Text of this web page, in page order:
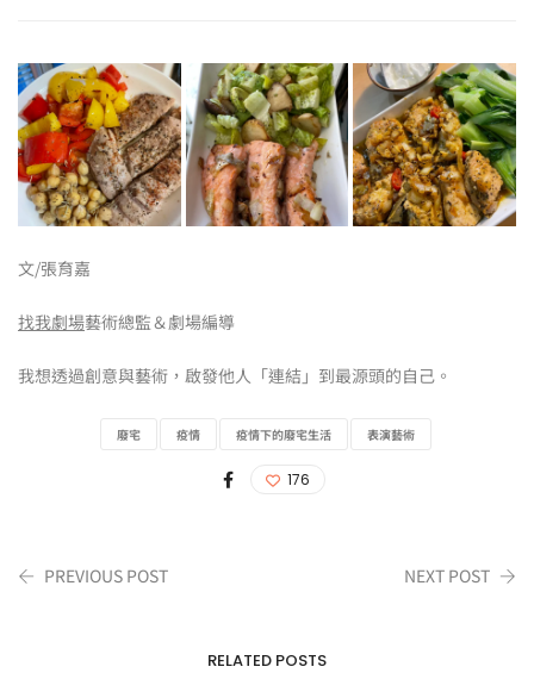
文/張育嘉
找我劇場藝術總監＆劇場編導
我想透過創意與藝術，啟發他人「連結」到最源頭的自己。
廢宅 疫情 疫情下的廢宅生活 表演藝術
176
PREVIOUS POST NEXT POST
RELATED POSTS